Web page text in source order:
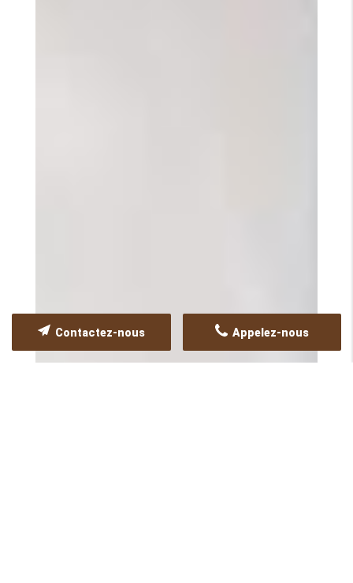
Appelez-nous
Contactez-nous